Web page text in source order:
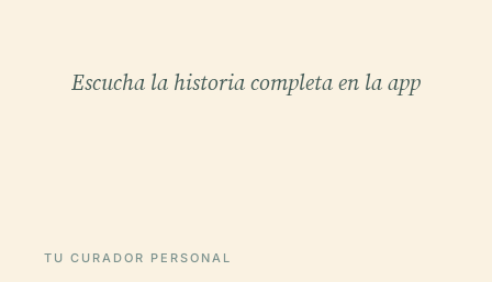
Escucha la historia completa en la app
TU CURADOR PERSONAL